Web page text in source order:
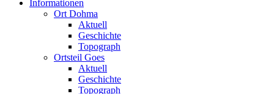
Informationen
Ort Dohma
Aktuell
Geschichte
Topograph
Ortsteil Goes
Aktuell
Geschichte
Topograph